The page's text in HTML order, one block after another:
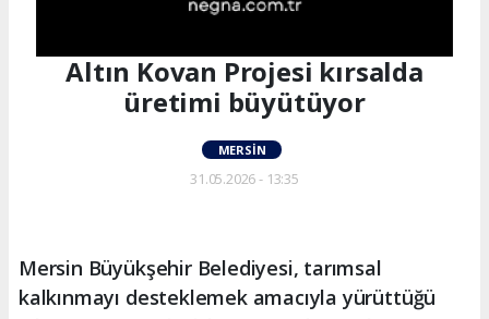
Altın Kovan Projesi kırsalda
üretimi büyütüyor
MERSIN
31.05.2026 - 13:35
Mersin Büyükşehir Belediyesi, tarımsal
kalkınmayı desteklemek amacıyla yürüttüğü